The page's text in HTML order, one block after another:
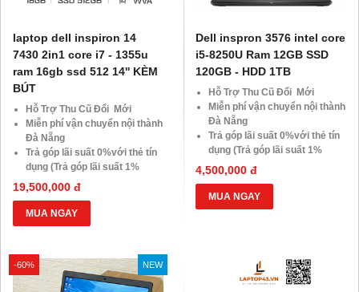
laptop dell inspiron 14
7430 2in1 core i7 - 1355u
ram 16gb ssd 512 14'' KÈM
BÚT
Hỗ Trợ Thu Cũ Đổi Mới
Miễn phí vận chuyển nội thành
Đà Nẵng
Trả góp lãi suất 0%với thẻ tín
dụng (Trả góp lãi suất 1%
HDsaison - chỉ cần CMND
BLX hoặc hộ khẩu gốc )
Giảm 20%khi nâng cấp Ram-
SSD
khách hàng ở xa, HSSV . Săn
10.000 Voucher Giảm
Giá 500.000đ
19,500,000 đ
MUA NGAY
Dell inspron 3576 intel core
i5-8250U Ram 12GB SSD
120GB - HDD 1TB
Hỗ Trợ Thu Cũ Đổi Mới
Miễn phí vận chuyển nội thành
Đà Nẵng
Trả góp lãi suất 0%với thẻ tín
dụng (Trả góp lãi suất 1%
HDsaison - chỉ cần CMND
BLX hoặc hộ khẩu gốc )
Giảm 20%khi nâng cấp Ram-
SSD
Giá 500.000đ
4,500,000 đ
MUA NGAY
-60% NEW